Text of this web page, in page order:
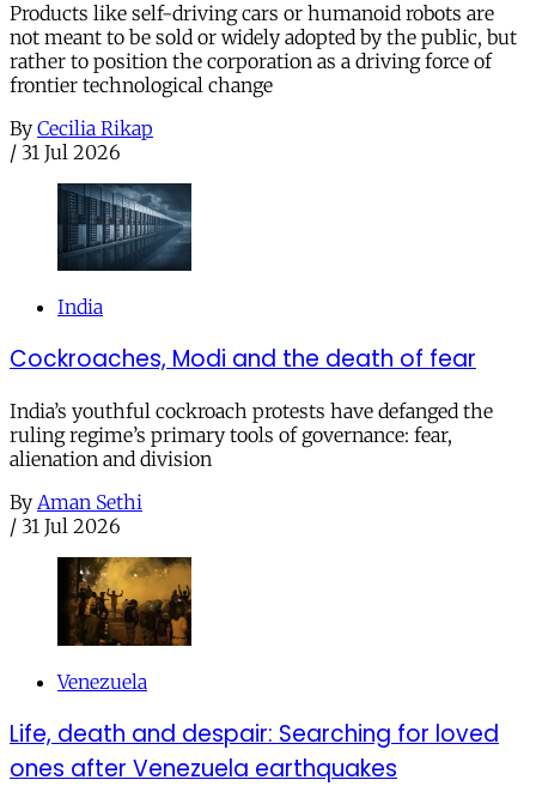
Products like self-driving cars or humanoid robots are
not meant to be sold or widely adopted by the public, but
rather to position the corporation as a driving force of
frontier technological change
By Cecilia Rikap
/ 31 Jul 2026
India
Cockroaches, Modi and the death of fear
India’s youthful cockroach protests have defanged the
ruling regime’s primary tools of governance: fear,
alienation and division
By Aman Sethi
/ 31 Jul 2026
Venezuela
Life, death and despair: Searching for loved
ones after Venezuela earthquakes